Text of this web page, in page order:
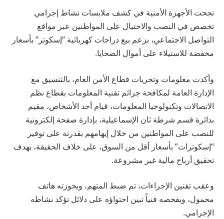
نجحت الأجهزة الأمنية في كشف ملابسات نشاط إجرامي
تخصص في النصب والاحتيال على المواطنين عبر مواقع
التواصل الاجتماعي، بزعم بيع دراجات كهربائية “إسكوتر” بأسعار
مخفضة للاستيلاء على أموال الضحايا.
وأكدت معلومات وتحريات قطاع الأمن العام، بالتنسيق مع
الإدارة العامة لمكافحة جرائم تقنية المعلومات بقطاع نظم
الاتصالات وتكنولوجيا المعلومات، قيام أحد الأشخاص، مقيم
بدائرة قسم شرطة ثان الإسماعيلية، بإدارة صفحة إلكترونية
للنصب على المواطنين من خلال إيهامهم بقدرته على توفير
“إسكوترات” بأسعار أقل من السوق، على خلاف الحقيقة، بهدف
تحقيق أرباح مالية غير مشروعة.
وعقب تقنين الإجراءات، تم ضبط المتهم، وبحوزته هاتف
محمول، وبفحصه فنياً تبين احتواؤه على دلائل تؤكد نشاطه
الإجرامي.